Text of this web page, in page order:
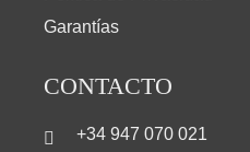
Garantías
CONTACTO
+34 947 070 021